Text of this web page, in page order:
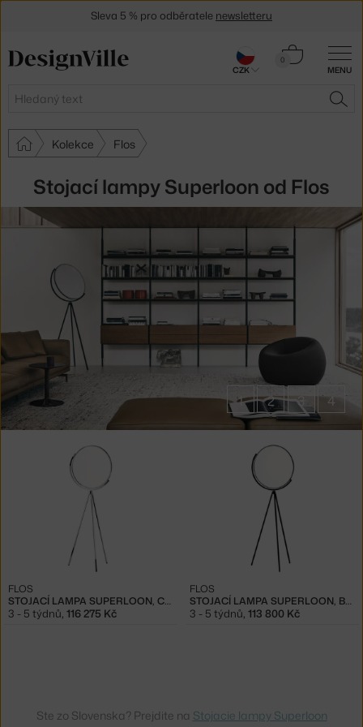
MENU
Hledat
0
Košík
Kolekce Flos
Stojací lampy Superloon od Flos
1 2 3 4
STOJACÍ LAMPA SUPERLOON, CHROME
FLOS
3 - 5 týdnů 116 275 Kč
STOJACÍ LAMPA SUPERLOON, BLACK
FLOS
3 - 5 týdnů 113 800 Kč
Ste zo Slovenska? Prejdite na Stojacie lampy Superloon
Sleva 5 % pro odběratele newsletteru
CZK